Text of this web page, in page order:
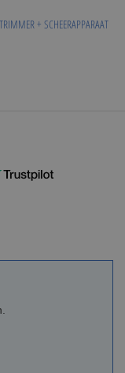
+ SCHEERAPPARAAT